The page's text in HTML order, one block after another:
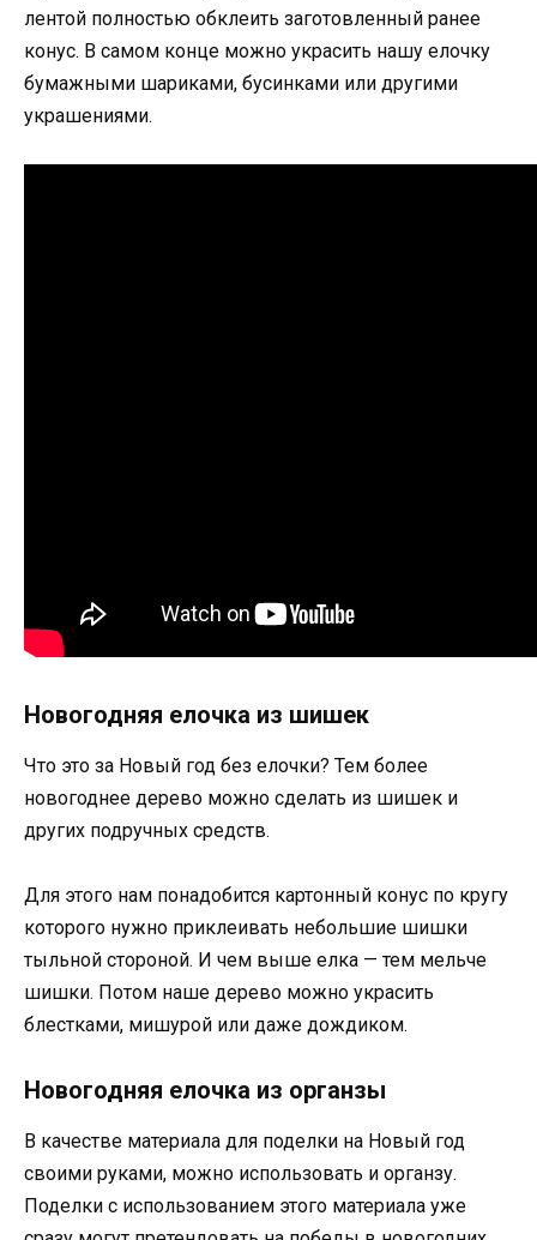
лентой полностью обклеить заготовленный ранее
конус. В самом конце можно украсить нашу елочку
бумажными шариками, бусинками или другими
украшениями.
Новогодняя елочка из шишек
Что это за Новый год без елочки? Тем более
новогоднее дерево можно сделать из шишек и
других подручных средств.
Для этого нам понадобится картонный конус по кругу
которого нужно приклеивать небольшие шишки
тыльной стороной. И чем выше елка — тем мельче
шишки. Потом наше дерево можно украсить
блестками, мишурой или даже дождиком.
Новогодняя елочка из органзы
В качестве материала для поделки на Новый год
своими руками, можно использовать и органзу.
Поделки с использованием этого материала уже